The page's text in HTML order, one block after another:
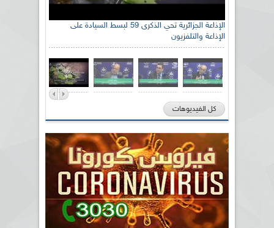
الإذاعة الجزائرية تحي الذكرى 59 لبسط السيادة على
الإذاعة والتلفزيون
كل الفيديوهات